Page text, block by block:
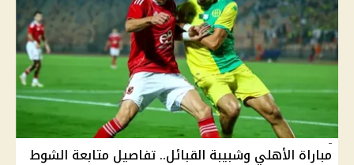
مباراة الأهلي وشبيبة القبائل.. تفاصيل متابعة الشوط